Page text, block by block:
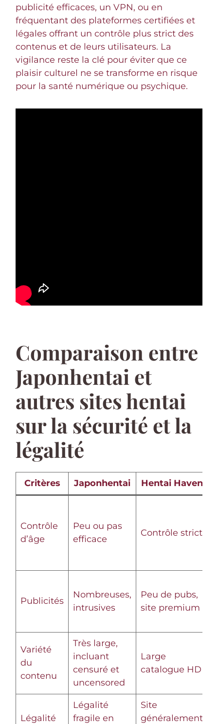
publicité efficaces, un VPN, ou en
fréquentant des plateformes certifiées et
légales offrant un contrôle plus strict des
contenus et de leurs utilisateurs. La
vigilance reste la clé pour éviter que ce
plaisir culturel ne se transforme en risque
pour la santé numérique ou psychique.
Comparaison entre
Japonhentai et
autres sites hentai
sur la sécurité et la
légalité
Critères Japonhentai Hentai Haven
Contrôle
d’âge
Peu ou pas
efficace
Contrôle strict
Publicités
Nombreuses,
intrusives
Peu de pubs,
site premium
Variété
du
contenu
Très large,
incluant
censuré et
uncensored
Large
catalogue HD
Légalité
Légalité
fragile en
Site
généralement